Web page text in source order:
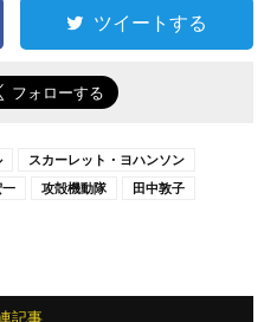
ツイートする
スカーレット・ヨハンソン
攻殻機動隊 田中敦子
記事